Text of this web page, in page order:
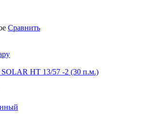
Сравнить
HT 13/57 -2 (30 п.м.)